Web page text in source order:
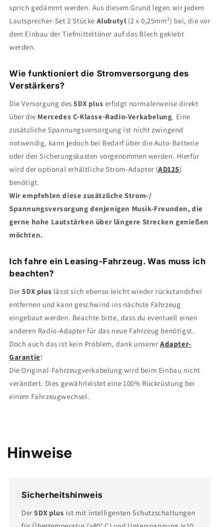
sprich gedämmt werden. Aus diesem Grund legen wir jedem
Lautsprecher-Set 2 Stücke Alubutyl (2 x 0,25mm²) bei, die vor
dem Einbau der Tiefmitteltöner auf das Blech geklebt
werden.
Wie funktioniert die Stromversorgung des
Verstärkers?
Die Versorgung des5DX plus erfolgt normalerweise direkt
über die Mercedes C-Klasse-Radio-Verkabelung. Eine
zusätzliche Spannungsversorgung ist nicht zwingend
notwendig, kann jedoch bei Bedarf über die Auto-Batterie
oder den Sicherungskasten vorgenommen werden. Hierfür
wird der optional erhältliche Strom-Adapter (AD125)
benötigt.
Wir empfehlen diese zusätzliche Strom-/
Spannungsversorgung denjenigen Musik-Freunden, die
gerne hohe Lautstärken über längere Strecken genießen
möchten.
Ich fahre ein Leasing-Fahrzeug. Was muss ich
beachten?
Der5DX plus lässt sich ebenso leicht wieder rückstandsfrei
entfernen und kann geschwind ins nächste Fahrzeug
eingebaut werden. Beachte bitte, dass du eventuell einen
anderen Radio-Adapter für das neue Fahrzeug benötigst.
Doch auch das ist kein Problem, dank unsererAdapter-
Garantie!
Die Original-Fahrzeugverkabelung wird beim Einbau nicht
verändert. Dies gewährleistet eine 100% Rückrüstung bei
einem Fahrzeugwechsel.
Hinweise
Sicherheitshinweis
Der5DX plus ist mit intelligenten Schutzschaltungen